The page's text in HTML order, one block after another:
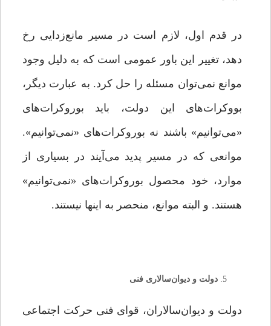
در قدم اول، لازم است در مسیر مانع‌زدایی رخ
دهد، تغییر این باور عمومی است که به‌ دلیل وجود
موانع نمی‌توان مسئله را حل کرد. به عبارت دیگر،
بووکرات‌های این دولت، باید بوروکرات‌های
«می‌توانیم» باشند نه بوروکرات‌های «نمی‌توانیم».
موانعی که در مسیر پدید می‌آیند در بسیاری از
موارد، خود محصول بوروکرات‌های «نمی‌توانیم»
هستند. و البته موانع، منحصر به اینها نیستند.
دولت و دیوان‌سالاری فنی
دولت و دیوان‌سالاران، قوای فنی حرکت اجتماعی